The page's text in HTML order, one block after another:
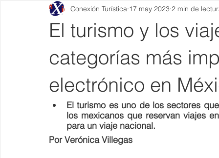
El turismo y los
categorías más
electrónico en
Conexión Turística 17 may 2023 2 min de
El turismo es uno de los sectores
los mexicanos que reservan viajes
para un viaje nacional.
Por Verónica Villegas